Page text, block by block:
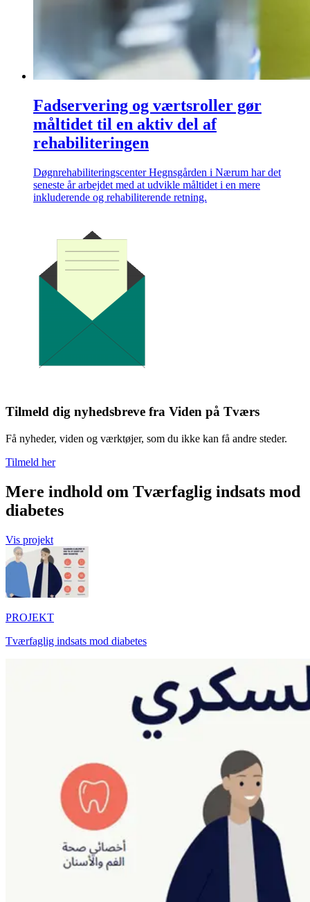
Fadservering og værtsroller gør
måltidet til en aktiv del af
rehabiliteringen
Døgnrehabiliteringscenter Hegnsgården i Nærum har det
seneste år arbejdet med at udvikle måltidet i en mere
inkluderende og rehabiliterende retning.
Tilmeld dig nyhedsbreve fra Viden på Tværs
Få nyheder, viden og værktøjer, som du ikke kan få andre steder.
Tilmeld her
Mere indhold om Tværfaglig indsats mod
diabetes
Vis projekt
PROJEKT
Tværfaglig indsats mod diabetes